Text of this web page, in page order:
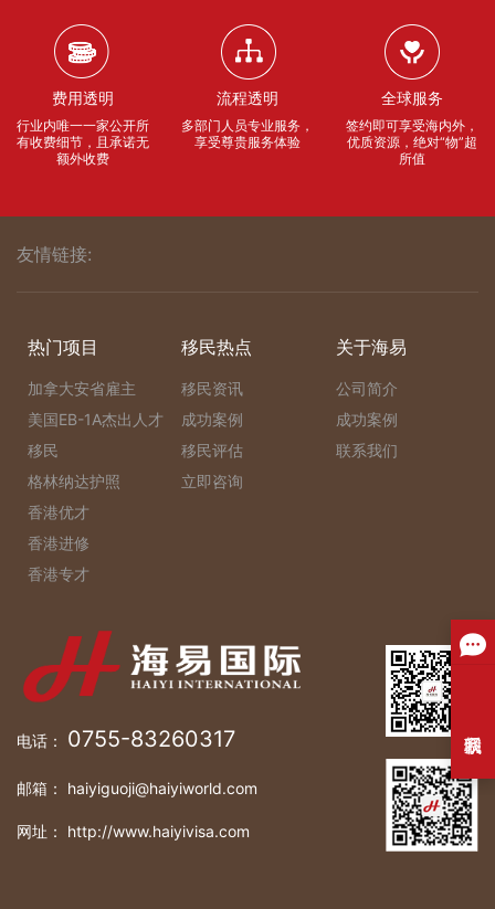
费用透明
行业内唯一一家公开所
有收费细节，且承诺无
额外收费
流程透明
多部门人员专业服务，
享受尊贵服务体验
全球服务
签约即可享受海内外，
优质资源，绝对“物”超
所值
友情链接:
热门项目
加拿大安省雇主
美国EB-1A杰出人才
移民
格林纳达护照
香港优才
香港进修
香港专才
移民热点
移民资讯
成功案例
移民评估
立即咨询
关于海易
公司简介
成功案例
联系我们
电话： 0755-83260317
邮箱： haiyiguoji@haiyiworld.com
网址： http://www.haiyivisa.com